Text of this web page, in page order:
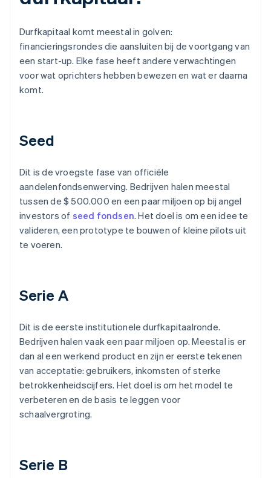
Durfkapitaal komt meestal in golven:
financieringsrondes die aansluiten bij de voortgang van
een start-up. Elke fase heeft andere verwachtingen
voor wat oprichters hebben bewezen en wat er daarna
komt.
Seed
Dit is de vroegste fase van officiële
aandelenfondsenwerving. Bedrijven halen meestal
tussen de $ 500.000 en een paar miljoen op bij angel
investors of seed fondsen. Het doel is om een idee te
valideren, een prototype te bouwen of kleine pilots uit
te voeren.
Serie A
Dit is de eerste institutionele durfkapitaalronde.
Bedrijven halen vaak een paar miljoen op. Meestal is er
dan al een werkend product en zijn er eerste tekenen
van acceptatie: gebruikers, inkomsten of sterke
betrokkenheidscijfers. Het doel is om het model te
verbeteren en de basis te leggen voor
schaalvergroting.
Serie B